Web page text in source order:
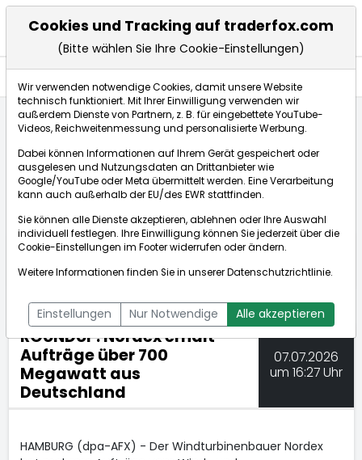
ROUNDUP: Nordex erhält Aufträge über 700 Megawa...
dpa-AFX Compact
ÜBERSICHT DPA-AFX PROFEED
DPA-AFX COMPACT
NEWSBOT
ROUNDUP: Nordex erhält
Aufträge über 700
Megawatt aus
Deutschland
07.07.2026
um 16:27 Uhr
HAMBURG (dpa-AFX) - Der Windturbinenbauer Nordex
Cookies und Tracking auf traderfox.com
(Bitte wählen Sie Ihre Cookie-Einstellungen)
Wir verwenden notwendige Cookies, damit unsere Website
technisch funktioniert. Mit Ihrer Einwilligung verwenden wir
außerdem Dienste von Partnern, z. B. für eingebettete YouTube-
Videos, Reichweitenmessung und personalisierte Werbung.
Dabei können Informationen auf Ihrem Gerät gespeichert oder
ausgelesen und Nutzungsdaten an Drittanbieter wie
Google/YouTube oder Meta übermittelt werden. Eine Verarbeitung
kann auch außerhalb der EU/des EWR stattfinden.
Sie können alle Dienste akzeptieren, ablehnen oder Ihre Auswahl
individuell festlegen. Ihre Einwilligung können Sie jederzeit über die
Cookie-Einstellungen im Footer widerrufen oder ändern.
Weitere Informationen finden Sie in unsererDatenschutzrichtlinie.
Einstellungen Nur Notwendige Alle akzeptieren